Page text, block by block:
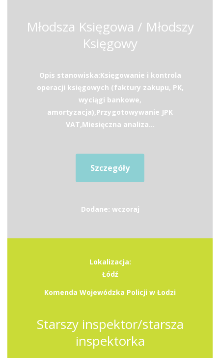
Młodsza Księgowa / Młodszy
Księgowy
Opis stanowiska:Księgowanie i kontrola
operacji księgowych (faktury zakupu, PK,
wyciągi bankowe,
amortyzacja),Przygotowywanie JPK
VAT,Miesięczna analiza...
Szczegóły
Dodane: wczoraj
Lokalizacja:
Łódź
Komenda Wojewódzka Policji w Łodzi
Starszy inspektor/starsza
inspektorka